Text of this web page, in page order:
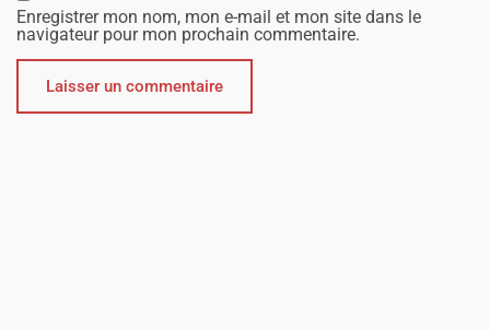
Enregistrer mon nom, mon e-mail et mon site dans le
navigateur pour mon prochain commentaire.